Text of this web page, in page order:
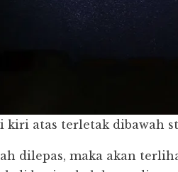
kiri atas terletak dibawah
dilepas, maka akan